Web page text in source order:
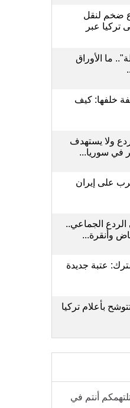
ضخم لنقل
تركيا عبر
ما الأوراق
خلفها: كيف
ولا يستهدف
في سوريا...
على إيران
الردع الجماعي..
وأنقرة...
عتبة جديدة
بأعلام تركيا
أنتم في